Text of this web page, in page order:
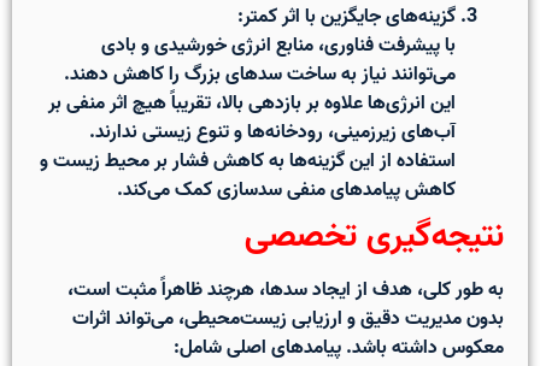
گزینه‌های جایگزین با اثر کمتر:
با پیشرفت فناوری، منابع انرژی خورشیدی و بادی
می‌توانندنیاز به ساخت سدهای بزرگ را کاهش دهند.
این انرژی‌ها علاوه بر بازدهی بالا، تقریباً هیچ اثر منفی بر
آب‌های زیرزمینی، رودخانه‌ها و تنوع زیستیندارند.
استفاده از این گزینه‌ها به کاهش فشار بر محیط زیست و
کاهش پیامدهای منفی سدسازی کمک می‌کند.
نتیجه‌گیری تخصصی
به طور کلی،هدف از ایجاد سدها، هرچند ظاهراً مثبت است،
بدون مدیریت دقیق و ارزیابی زیست‌محیطی، می‌تواند اثرات
معکوس داشته باشد. پیامدهای اصلی شامل: